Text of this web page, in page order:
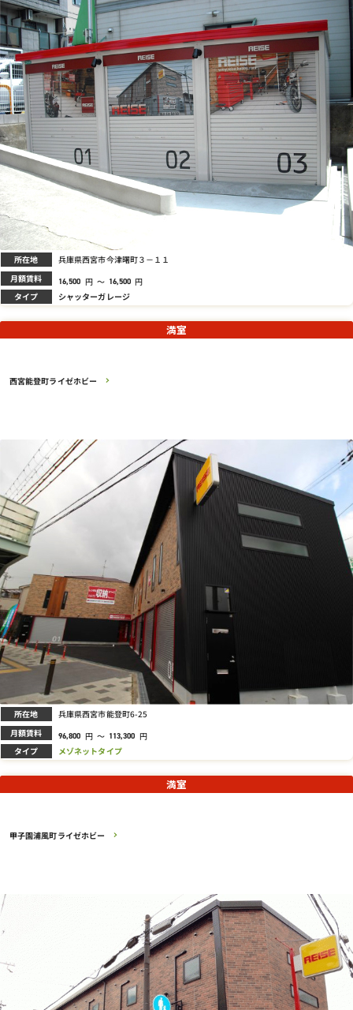
所在地 兵庫県西宮市今津曙町３－１１
月額賃料 16,500 円 ～ 16,500 円
タイプ シャッターガレージ
西宮能登町ライゼホビー
満室
所在地 兵庫県西宮市能登町6-25
月額賃料 96,800 円 ～ 113,300 円
タイプ メゾネットタイプ
甲子園浦風町ライゼホビー
満室